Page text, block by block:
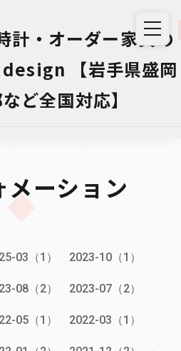
計・オーダー家具の
【岩手県盛岡
ど全国対応】
メーション
03（1） 2023-10（1）
08（2） 2023-07（2）
05（1） 2022-03（1）